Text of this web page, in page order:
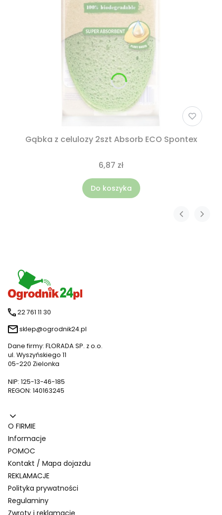
Gąbka z celulozy 2szt Absorb ECO Spontex
6,87 zł
Do koszyka
22 761 11 30
sklep@ogrodnik24.pl
Dane firmy: FLORADA SP. z o.o.
ul. Wyszyńskiego 11
05-220 Zielonka
NIP: 125-13-46-185
REGON: 140163245
Linki w stopce
O FIRMIE
Informacje
POMOC
Kontakt / Mapa dojazdu
REKLAMACJE
Polityka prywatności
Regulaminy
Zwroty i reklamacje